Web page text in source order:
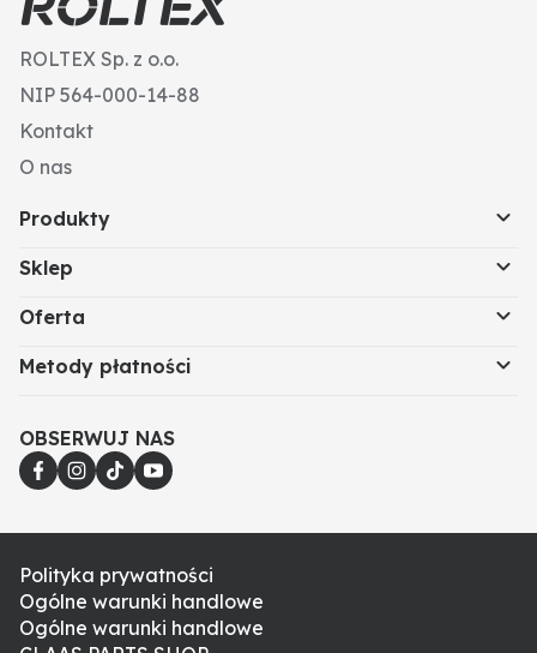
ROLTEX Sp. z o.o.
NIP 564-000-14-88
Kontakt
O nas
Produkty
Sklep
Oferta
Metody płatności
OBSERWUJ NAS
Polityka prywatności
Ogólne warunki handlowe
Ogólne warunki handlowe